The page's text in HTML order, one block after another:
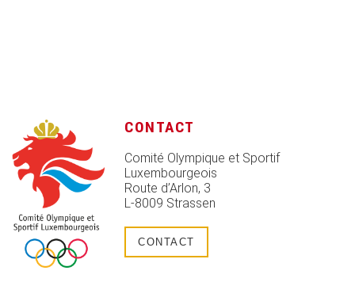
CONTACT
Comité Olympique et Sportif
Luxembourgeois
Route d’Arlon, 3
L-8009 Strassen
CONTACT